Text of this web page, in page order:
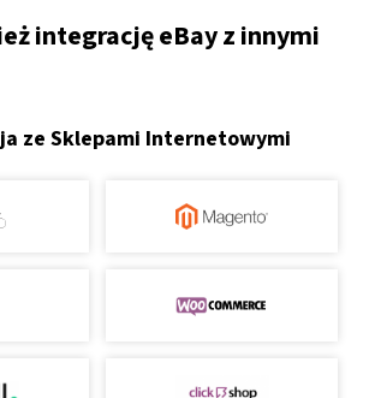
integrację eBay z innymi
ze Sklepami Internetowymi